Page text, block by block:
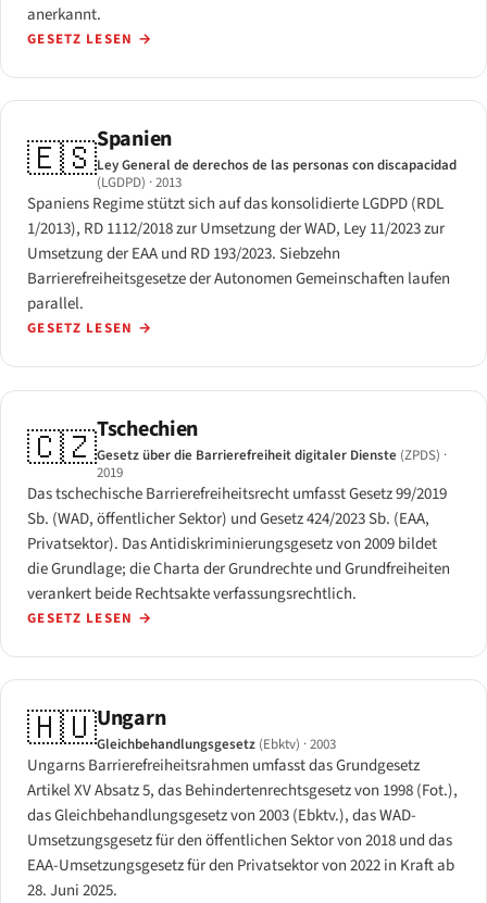
anerkannt.
GESETZ LESEN →
🇪🇸Spanien
Ley General de derechos de las personas con discapacidad
(LGDPD) · 2013
Spaniens Regime stützt sich auf das konsolidierte LGDPD (RDL
1/2013), RD 1112/2018 zur Umsetzung der WAD, Ley 11/2023 zur
Umsetzung der EAA und RD 193/2023. Siebzehn
Barrierefreiheitsgesetze der Autonomen Gemeinschaften laufen
parallel.
GESETZ LESEN →
🇨🇿Tschechien
Gesetz über die Barrierefreiheit digitaler Dienste (ZPDS) ·
2019
Das tschechische Barrierefreiheitsrecht umfasst Gesetz 99/2019
Sb. (WAD, öffentlicher Sektor) und Gesetz 424/2023 Sb. (EAA,
Privatsektor). Das Antidiskriminierungsgesetz von 2009 bildet
die Grundlage; die Charta der Grundrechte und Grundfreiheiten
verankert beide Rechtsakte verfassungsrechtlich.
GESETZ LESEN →
🇭🇺Ungarn
Gleichbehandlungsgesetz (Ebktv) · 2003
Ungarns Barrierefreiheitsrahmen umfasst das Grundgesetz
Artikel XV Absatz 5, das Behindertenrechtsgesetz von 1998 (Fot.),
das Gleichbehandlungsgesetz von 2003 (Ebktv.), das WAD-
Umsetzungsgesetz für den öffentlichen Sektor von 2018 und das
EAA-Umsetzungsgesetz für den Privatsektor von 2022 in Kraft ab
28. Juni 2025.